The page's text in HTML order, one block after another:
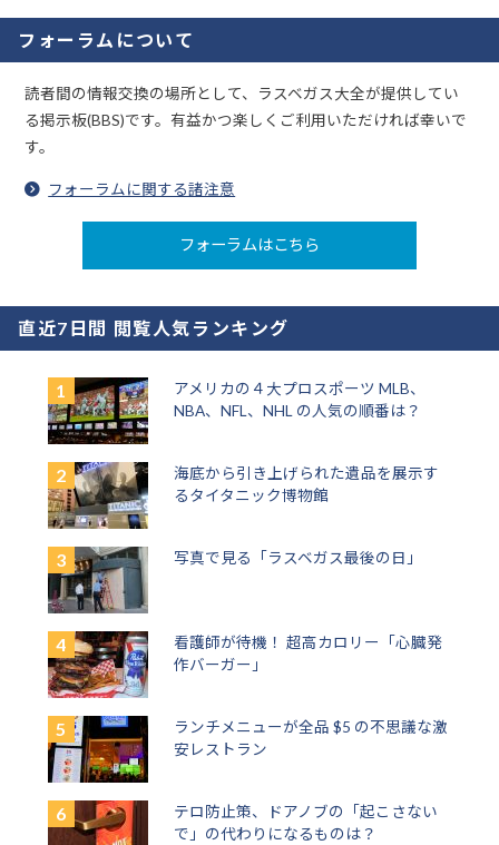
フォーラムについて
読者間の情報交換の場所として、ラスベガス大全が提供してい
る掲示板(BBS)です。有益かつ楽しくご利用いただければ幸いで
す。
フォーラムに関する諸注意
フォーラムはこちら
直近7日間 閲覧人気ランキング
アメリカの４大プロスポーツ MLB、
NBA、NFL、NHL の人気の順番は？
海底から引き上げられた遺品を展示す
るタイタニック博物館
写真で見る「ラスベガス最後の日」
看護師が待機！ 超高カロリー「心臓発
作バーガー」
ランチメニューが全品 $5 の不思議な激
安レストラン
テロ防止策、ドアノブの「起こさない
で」の代わりになるものは？